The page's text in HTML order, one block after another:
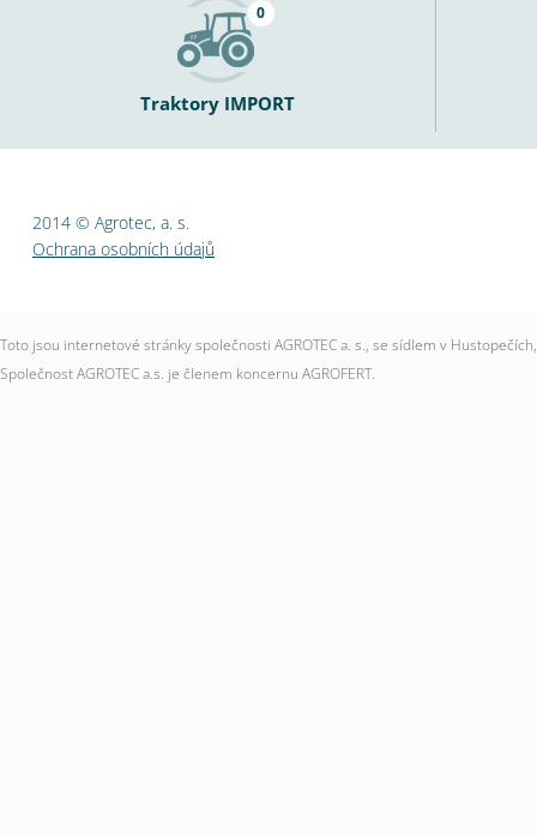
Traktory IMPORT
0
2014 © Agrotec, a. s.
Ochrana osobních údajů
Toto jsou internetové stránky společnosti AGROTEC a. s., se sídlem v
Společnost AGROTEC a.s. je členem koncernu AGROFERT.